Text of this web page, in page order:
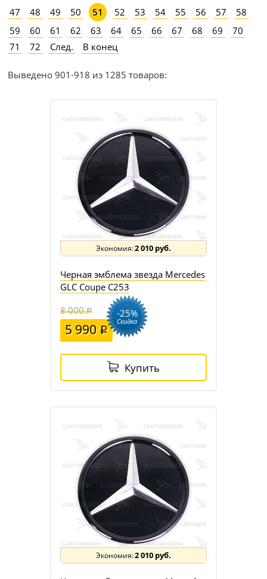
47
48 49 50 51 52 53 54 55 56 57
58
59
60 61 62 63 64 65 66 67 68 69
70
71
72 След. В конец
Выведено 901-918 из 1285 товаров:
2 010 руб.
Черная эмблема звезда Mercedes
GLC Coupe C253
8 000
5 990
-25%
Скидка
Купить
2 010 руб.